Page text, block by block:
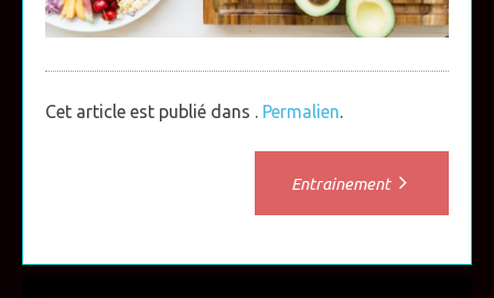
Cet article est publié dans . Permalien
Entrainement